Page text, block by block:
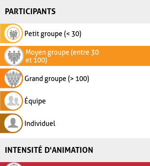
PARTICIPANTS
Petit groupe (< 30)
Moyen groupe (entre 30
et 100)
Grand groupe (> 100)
Équipe
Individuel
INTENSITÉ D'ANIMATION